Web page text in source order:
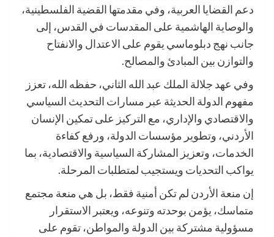
دعم القضايا العربية، وفي مقدمتها القضية الفلسطينية،
والوصاية الهاشمية على المقدسات في القدس، إلى
جانب نهج دبلوماسي يقوم على الاعتدال والانفتاح
والتوازن بين المبادئ والمصالح.
وفي عهد جلالة الملك عبد الله الثاني، حفظه الله، تعزز
مفهوم الدولة الحديثة عبر مسارات التحديث السياسي
والاقتصادي والإداري، مع التركيز على تمكين الإنسان
الأردني، وتطوير مؤسسات الدولة، ورفع كفاءة
الخدمات، وتعزيز المشاركة السياسية والاقتصادية، بما
يواكب التحديات ويستجيب لمتطلبات المرحلة.
إن منعة الأردن لم تكن أمنية فقط، بل هي منعة مجتمع
متماسك، يؤمن بوحدته وتنوعه، ويعتبر الاستقرار
مسؤولية مشتركة بين الدولة والمواطن، تقوم على